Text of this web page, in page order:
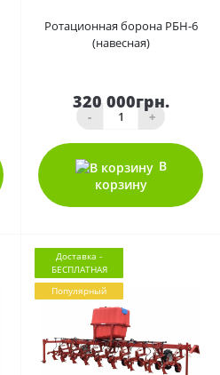
Ротационная борона РБН-6
(навесная)
320 000грн.
- +
В
корзину
Доставка -
БЕСПЛАТНАЯ
Популярный